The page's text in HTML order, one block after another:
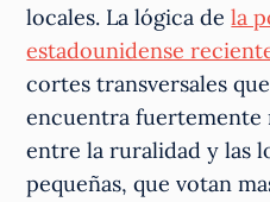
locales. La lógica dela
estadounidense
cortes transversales
encuentra fuertemente
entre la ruralidad y las
pequeñas, que votan